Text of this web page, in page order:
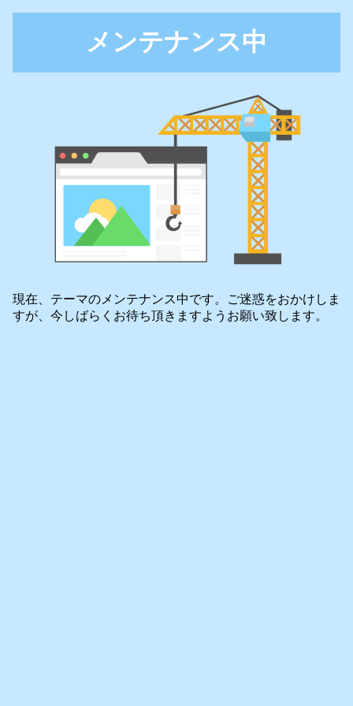
メンテナンス中
現在、テーマのメンテナンス中です。ご迷惑をおかけしま
すが、今しばらくお待ち頂きますようお願い致します。